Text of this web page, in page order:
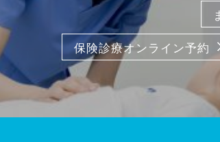
保険診療オンライン予約